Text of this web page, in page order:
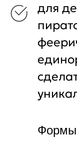
для